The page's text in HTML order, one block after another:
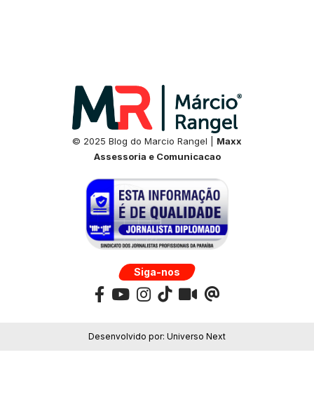
© 2025 Blog do Marcio Rangel | Maxx
Assessoria e Comunicacao
Siga-nos
Desenvolvido por: Universo Next